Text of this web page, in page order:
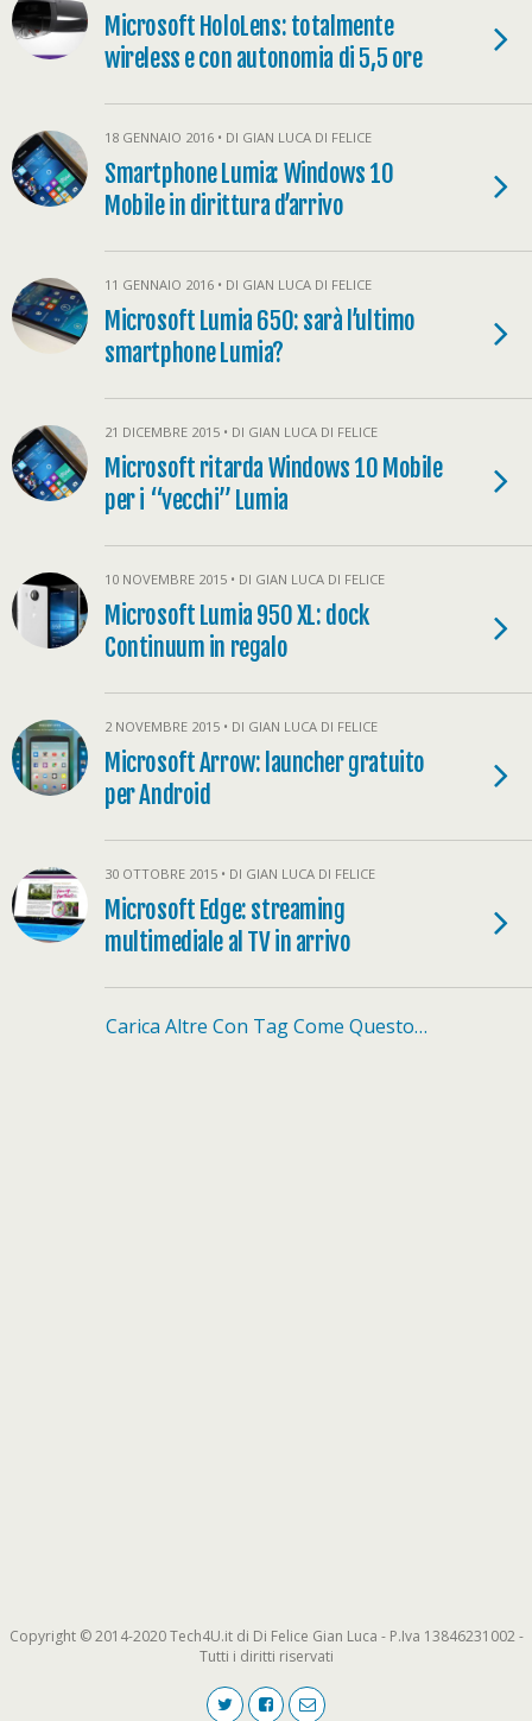
Microsoft HoloLens: totalmente
wireless e con autonomia di 5,5 ore
18 GENNAIO 2016 • DI GIAN LUCA DI FELICE
Smartphone Lumia: Windows 10
Mobile in dirittura d’arrivo
11 GENNAIO 2016 • DI GIAN LUCA DI FELICE
Microsoft Lumia 650: sarà l’ultimo
smartphone Lumia?
21 DICEMBRE 2015 • DI GIAN LUCA DI FELICE
Microsoft ritarda Windows 10 Mobile
per i “vecchi” Lumia
10 NOVEMBRE 2015 • DI GIAN LUCA DI FELICE
Microsoft Lumia 950 XL: dock
Continuum in regalo
2 NOVEMBRE 2015 • DI GIAN LUCA DI FELICE
Microsoft Arrow: launcher gratuito
per Android
30 OTTOBRE 2015 • DI GIAN LUCA DI FELICE
Microsoft Edge: streaming
multimediale al TV in arrivo
Carica Altre Con Tag Come Questo…
Copyright © 2014-2020 Tech4U.it di Di Felice Gian Luca - P.Iva 13846231002 -
Tutti i diritti riservati